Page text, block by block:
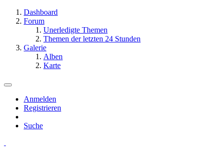
Dashboard
Forum
Unerledigte Themen
Themen der letzten 24 Stunden
Galerie
Alben
Karte
Anmelden
Registrieren
Suche